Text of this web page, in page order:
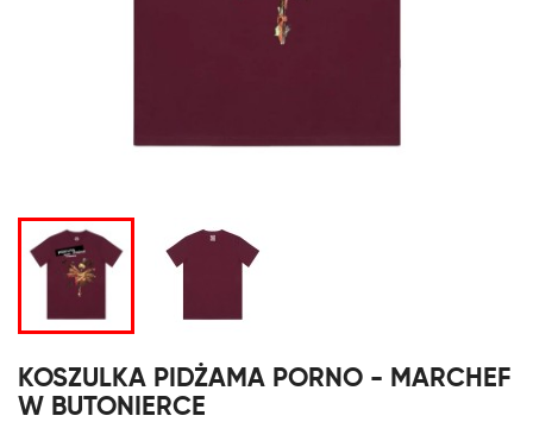
KOSZULKA PIDŻAMA PORNO - MARCHEF
W BUTONIERCE